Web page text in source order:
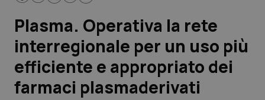
Lavoro e Professioni
Scienza e Farmaci
Studi e Analisi
Plasma. Operativa la rete
interregionale per un uso più
efficiente e appropriato dei
farmaci plasmaderivati